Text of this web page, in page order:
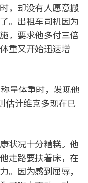
，却没有人愿意搬
。出租车司机因为
，要求他多付三倍
重又开始迅速增
量体重时，发现他
估计维克多现在已
状况十分糟糕。他
走路要扶着床，在
。因为感到屈辱，